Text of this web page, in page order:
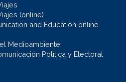
(online)
and Education online
Medioambiente
Política y Electoral